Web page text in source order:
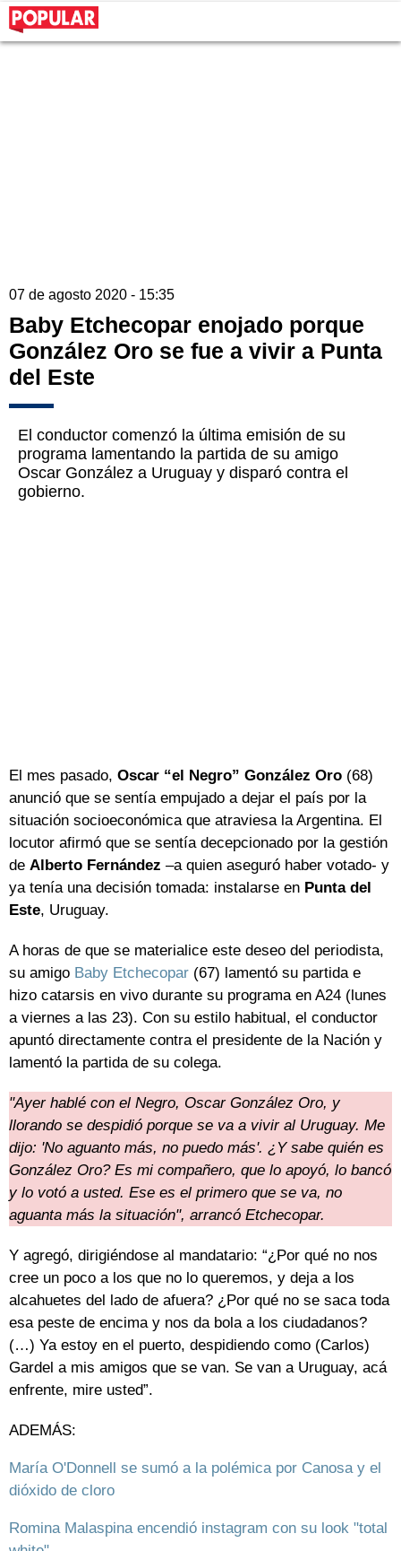
07 de agosto 2020 - 15:35
Baby Etchecopar enojado porque
González Oro se fue a vivir a Punta
del Este
El conductor comenzó la última emisión de su
programa lamentando la partida de su amigo
Oscar González a Uruguay y disparó contra el
gobierno.
El mes pasado, Oscar “el Negro” González Oro (68)
anunció que se sentía empujado a dejar el país por la
situación socioeconómica que atraviesa la Argentina. El
locutor afirmó que se sentía decepcionado por la gestión
de Alberto Fernández –a quien aseguró haber votado- y
ya tenía una decisión tomada: instalarse en Punta del
Este, Uruguay.
A horas de que se materialice este deseo del periodista,
su amigo Baby Etchecopar (67) lamentó su partida e
hizo catarsis en vivo durante su programa en A24 (lunes
a viernes a las 23). Con su estilo habitual, el conductor
apuntó directamente contra el presidente de la Nación y
lamentó la partida de su colega.
"Ayer hablé con el Negro, Oscar González Oro, y
llorando se despidió porque se va a vivir al Uruguay. Me
dijo: 'No aguanto más, no puedo más'. ¿Y sabe quién es
González Oro? Es mi compañero, que lo apoyó, lo bancó
y lo votó a usted. Ese es el primero que se va, no
aguanta más la situación", arrancó Etchecopar.
Y agregó, dirigiéndose al mandatario: “¿Por qué no nos
cree un poco a los que no lo queremos, y deja a los
alcahuetes del lado de afuera? ¿Por qué no se saca toda
esa peste de encima y nos da bola a los ciudadanos?
(…) Ya estoy en el puerto, despidiendo como (Carlos)
Gardel a mis amigos que se van. Se van a Uruguay, acá
enfrente, mire usted”.
ADEMÁS:
María O'Donnell se sumó a la polémica por Canosa y el
dióxido de cloro
Romina Malaspina encendió instagram con su look "total